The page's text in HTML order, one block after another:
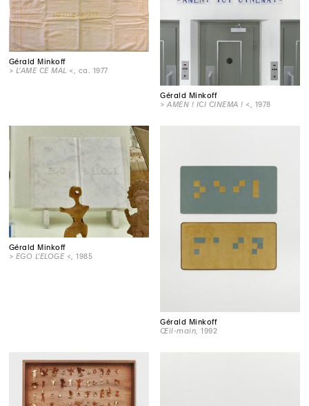
Gérald Minkoff
> L’AME CE MAL <
, ca. 1977
Gérald Minkoff
> AMEN ! ICI CINEMA ! <
, 1978
Gérald Minkoff
> EGO L'ELOGE <
, 1985
Gérald Minkoff
Œil-main , 1992